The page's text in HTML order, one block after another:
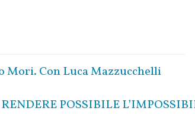
Con Luca Mazzucchelli
POSSIBILE